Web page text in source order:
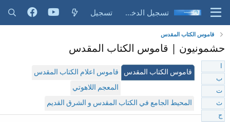
تسجيل الدخول تسجيل
قاموس الكتاب المقدس
حشمونيون | قاموس الكتاب المقدس
قاموس الكتاب المقدس
قاموس اعلام الكتاب المقدس
المعجم اللاهوتي
المحيط الجامع في الكتاب المقدس و الشرق القديم
ب
ت
ث
ج